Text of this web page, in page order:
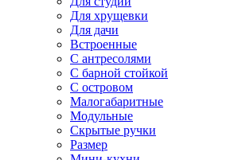
Для хрущевки
Для дачи
Встроенные
С антресолями
С барной стойкой
С островом
Малогабаритные
Модульные
Скрытые ручки
Размер